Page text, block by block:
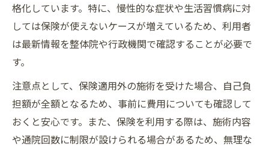
格化しています。特に、慢性的な症状や生活習慣病に対
しては保険が使えないケースが増えているため、利用者
は最新情報を整体院や行政機関で確認することが必要で
す。
注意点として、保険適用外の施術を受けた場合、自己負
担額が全額となるため、事前に費用についても確認して
おくと安心です。また、保険を利用する際は、施術内容
や通院回数に制限が設けられる場合があるため、無理な